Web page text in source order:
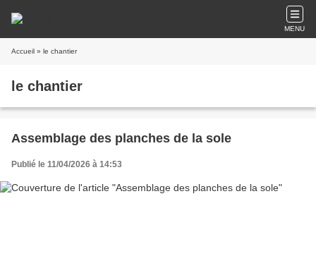
MENU
Accueil » le chantier
le chantier
Assemblage des planches de la sole
Publié le 11/04/2026 à 14:53